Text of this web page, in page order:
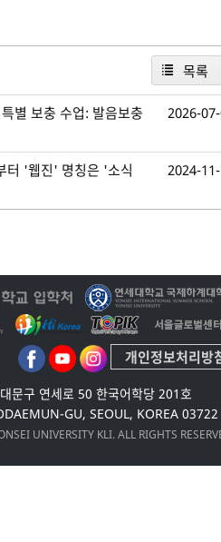
목록
별 보충 수업: 발음보충
2026-
터 '웹진' 명칭은 '소식
2024-
문구 연세로 50 한국어학당 201호
GU, SEOUL, KOREA 03722
UNIVERSITY KLI. ALL RIGHTS
개인정보처리방